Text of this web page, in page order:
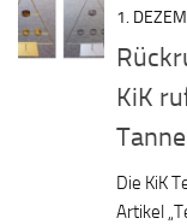
1.
KiK
Die KiK
Artikel